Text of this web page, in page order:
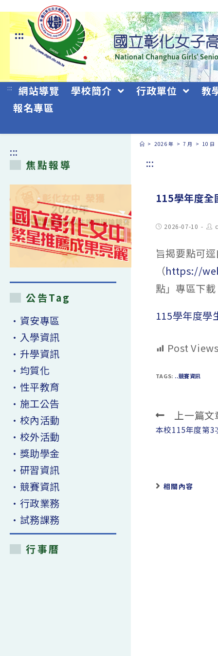
跳
要
:::
::: 網站導覽 學校簡介 行政單位
教
報名專區
> 2026 年 > 7 月 > 10 日
:::
115學年度全
Post2026-07-10
旨揭要點可
（https://
點」專區下
115學年度學
Post
TAGS: ..競賽資訊
Read
more
上一篇文
本校115年度第3
相關內容
:::
焦點報導
公告Tag
•資安專區
•入學資訊
•升學資訊
•均質化
•性平教育
•施工公告
•校內活動
•校外活動
•獎助學金
•研習資訊
•競賽資訊
•行政業務
•試務課務
行事曆